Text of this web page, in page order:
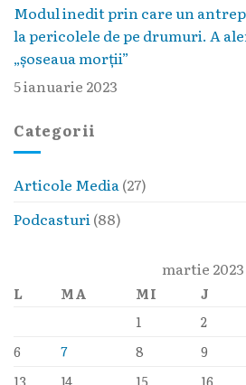
Modul inedit prin care un
la pericolele de pe drumuri. A
„șoseaua morții”
5 ianuarie 2023
Categorii
Articole Media(27)
Podcasturi(88)
martie 2023
L MA MI J
1
2
6
7 8 9